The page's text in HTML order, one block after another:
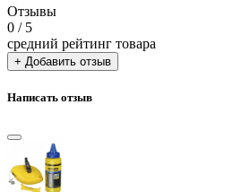
Отзывы
0 / 5
средний рейтинг товара
+ Добавить отзыв
Написать отзыв